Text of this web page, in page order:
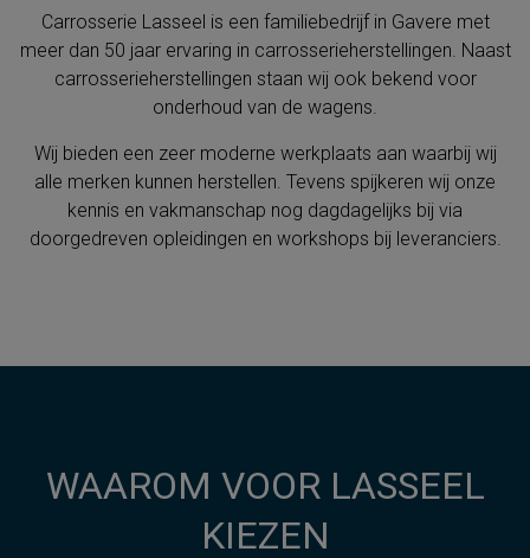
Carrosserie Lasseel is een familiebedrijf in Gavere met
meer dan 50 jaar ervaring in carrosserieherstellingen. Naast
carrosserieherstellingen staan wij ook bekend voor
onderhoud van de wagens.
Wij bieden een zeer moderne werkplaats aan waarbij wij
alle merken kunnen herstellen. Tevens spijkeren wij onze
kennis en vakmanschap nog dagdagelijks bij via
doorgedreven opleidingen en workshops bij leveranciers.
WAAROM VOOR LASSEEL
KIEZEN